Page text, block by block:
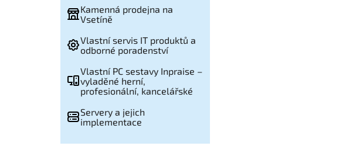
Kamenná prodejna na
Vsetíně
Vlastní servis IT produktů a
odborné poradenství
Vlastní PC sestavy Inpraise –
vyladěné herní,
profesionální, kancelářské
Servery a jejich
implementace